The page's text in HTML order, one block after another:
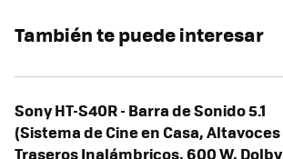
También te puede interesar
Sony HT-S40R - Barra de Sonido 5.1
(Sistema de Cine en Casa, Altavoces
Traseros Inalámbricos, 600 W, Dolby